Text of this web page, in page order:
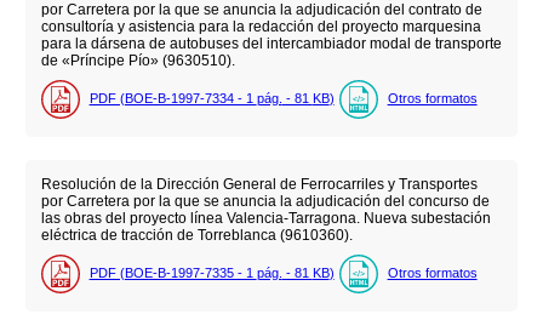
por Carretera por la que se anuncia la adjudicación del contrato de
consultoría y asistencia para la redacción del proyecto marquesina
para la dársena de autobuses del intercambiador modal de transporte
de «Príncipe Pío» (9630510).
PDF (BOE-B-1997-7334 - 1 pág. - 81 KB) Otros formatos
Resolución de la Dirección General de Ferrocarriles y Transportes
por Carretera por la que se anuncia la adjudicación del concurso de
las obras del proyecto línea Valencia-Tarragona. Nueva subestación
eléctrica de tracción de Torreblanca (9610360).
PDF (BOE-B-1997-7335 - 1 pág. - 81 KB) Otros formatos